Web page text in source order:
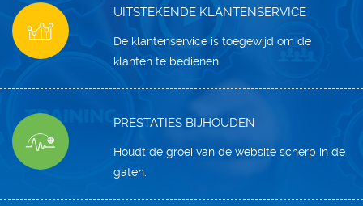
UITSTEKENDE KLANTENSERVICE
De klantenservice is toegewijd om de
klanten te bedienen
PRESTATIES BIJHOUDEN
Houdt de groei van de website scherp in de
gaten.